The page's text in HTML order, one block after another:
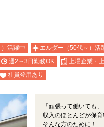
）活躍中 エルダー（50代～）活
週2～3日勤務OK 上場企業・
社員登用あり
「頑張って働いても、
収入のほとんどが保育
そんな方のために！